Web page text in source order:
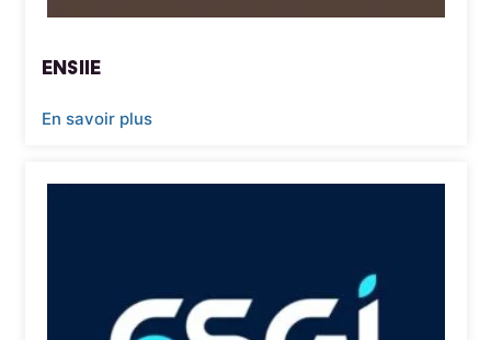
ENSIIE
En savoir plus